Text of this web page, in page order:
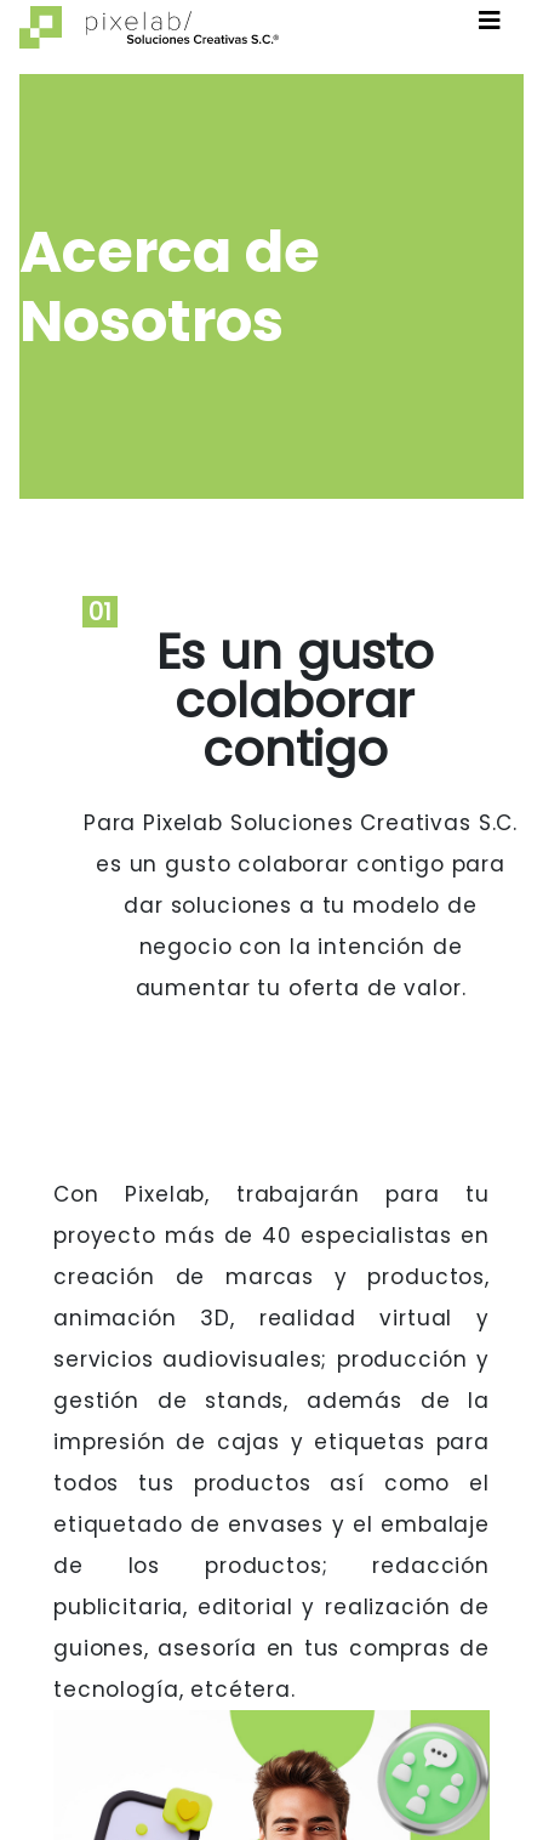
Acerca de
Nosotros
01
Es un gusto
colaborar
contigo
Para Pixelab Soluciones Creativas S.C.
es un gusto colaborar contigo para
dar soluciones a tu modelo de
negocio con la intención de
aumentar tu oferta de valor.
Con Pixelab, trabajarán para tu
proyecto más de 40 especialistas en
creación de marcas y productos,
animación 3D, realidad virtual y
servicios audiovisuales; producción y
gestión de stands, además de la
impresión de cajas y etiquetas para
todos tus productos así como el
etiquetado de envases y el embalaje
de los productos; redacción
publicitaria, editorial y realización de
guiones, asesoría en tus compras de
tecnología, etcétera.